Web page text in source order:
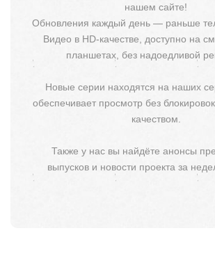
нашем сайте!
Обновления каждый день — раньше
Видео в HD-качестве, доступно на
планшетах, без надоедливой
Новые серии находятся на наших
обеспечивает просмотр без
качеством.
Также у нас вы найдёте анонсы
выпусков и новости проекта за